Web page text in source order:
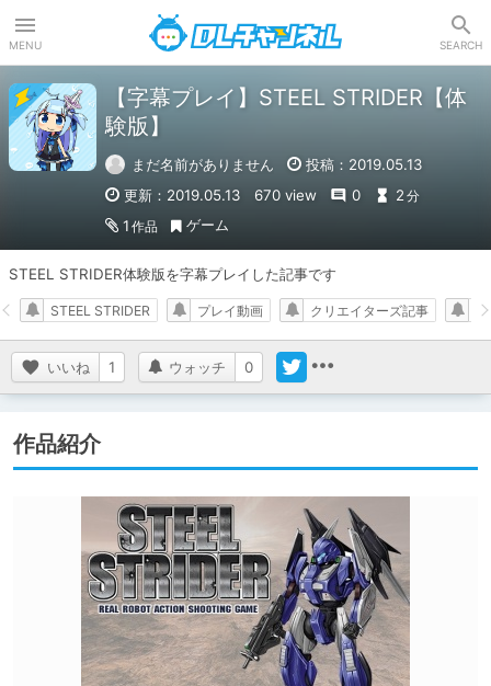
MENU SEARCH
【字幕プレイ】STEEL STRIDER【体
験版】
まだ名前がありません
投稿：2019.05.13
更新：2019.05.13
670 view 0 2 分
1 作品 ゲーム
STEEL STRIDER体験版を字幕プレイした記事です
いいね 1 ウォッチ 0
STEEL STRIDER プレイ動画 クリエイターズ記事
作品紹介